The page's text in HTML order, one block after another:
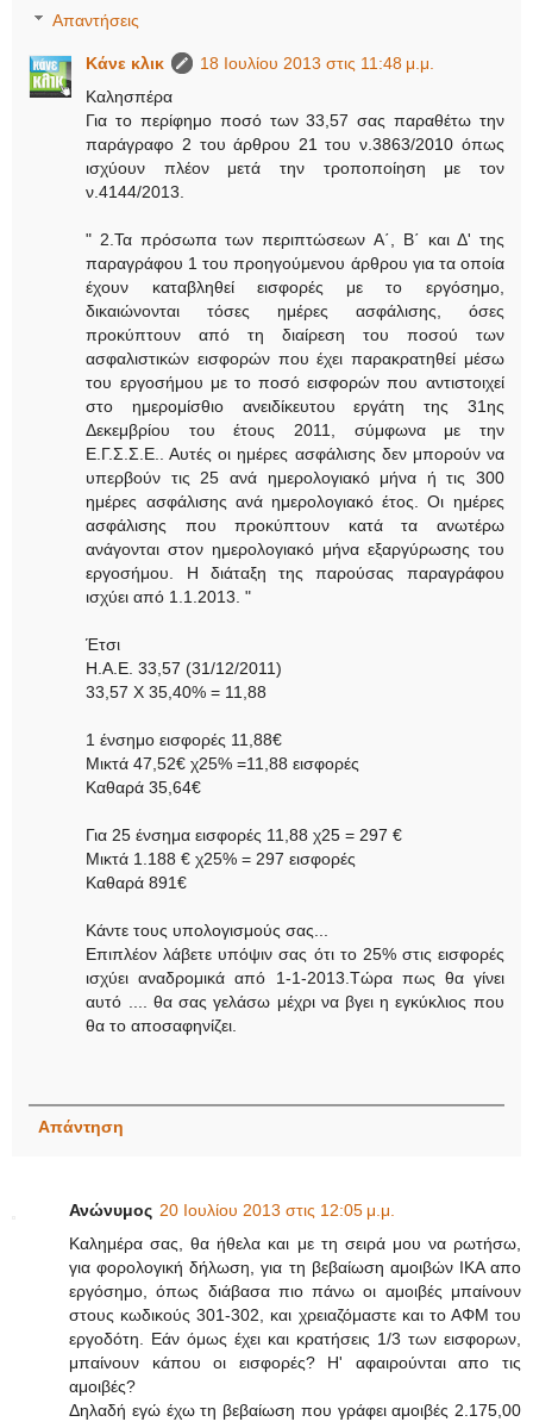
Απαντήσεις
Κάνε κλικ
18 Ιουλίου 2013 στις 11:48 μ.μ.
Καλησπέρα
Για το περίφημο ποσό των 33,57 σας παραθέτω την
παράγραφο 2 του άρθρου 21 του ν.3863/2010 όπως
ισχύουν πλέον μετά την τροποποίηση με τον
ν.4144/2013.
" 2.Τα πρόσωπα των περιπτώσεων Α΄, Β΄ και Δ' της
παραγράφου 1 του προηγούμενου άρθρου για τα οποία
έχουν καταβληθεί εισφορές με το εργόσημο,
δικαιώνονται τόσες ημέρες ασφάλισης, όσες
προκύπτουν από τη διαίρεση του ποσού των
ασφαλιστικών εισφορών που έχει παρακρατηθεί μέσω
του εργοσήμου με το ποσό εισφορών που αντιστοιχεί
στο ημερομίσθιο ανειδίκευτου εργάτη της 31ης
Δεκεμβρίου του έτους 2011, σύμφωνα με την
Ε.Γ.Σ.Σ.Ε.. Αυτές οι ημέρες ασφάλισης δεν μπορούν να
υπερβούν τις 25 ανά ημερολογιακό μήνα ή τις 300
ημέρες ασφάλισης ανά ημερολογιακό έτος. Οι ημέρες
ασφάλισης που προκύπτουν κατά τα ανωτέρω
ανάγονται στον ημερολογιακό μήνα εξαργύρωσης του
εργοσήμου. Η διάταξη της παρούσας παραγράφου
ισχύει από 1.1.2013. "
Έτσι
Η.Α.Ε. 33,57 (31/12/2011)
33,57 Χ 35,40% = 11,88
1 ένσημο εισφορές 11,88€
Μικτά 47,52€ χ25% =11,88 εισφορές
Καθαρά 35,64€
Για 25 ένσημα εισφορές 11,88 χ25 = 297 €
Μικτά 1.188 € χ25% = 297 εισφορές
Καθαρά 891€
Κάντε τους υπολογισμούς σας...
Επιπλέον λάβετε υπόψιν σας ότι το 25% στις εισφορές
ισχύει αναδρομικά από 1-1-2013.Τώρα πως θα γίνει
αυτό .... θα σας γελάσω μέχρι να βγει η εγκύκλιος που
θα το αποσαφηνίζει.
Απάντηση
Ανώνυμος 20 Ιουλίου 2013 στις 12:05 μ.μ.
Καλημέρα σας, θα ήθελα και με τη σειρά μου να ρωτήσω,
για φορολογική δήλωση, για τη βεβαίωση αμοιβών ΙΚΑ απο
εργόσημο, όπως διάβασα πιο πάνω οι αμοιβές μπαίνουν
στους κωδικούς 301-302, και χρειαζόμαστε και το ΑΦΜ του
εργοδότη. Εάν όμως έχει και κρατήσεις 1/3 των εισφορων,
μπαίνουν κάπου οι εισφορές? Η' αφαιρούνται απο τις
αμοιβές?
Δηλαδή εγώ έχω τη βεβαίωση που γράφει αμοιβές 2.175,00